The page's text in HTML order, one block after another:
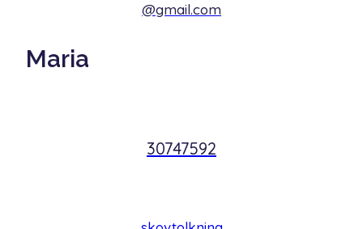
@gmail.com
Maria
30747592